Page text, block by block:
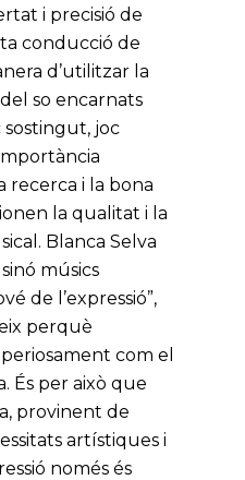
i precisió de
conducció de
d’utilitzar la
so encarnats
joc
recerca i la bona
la qualitat i la
Blanca Selva
músics
de l’expressió”,
perquè
com el
És per això que
provinent de
artístiques i
només és